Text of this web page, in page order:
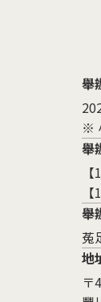
舉
※
舉
舉
菟
地
〒